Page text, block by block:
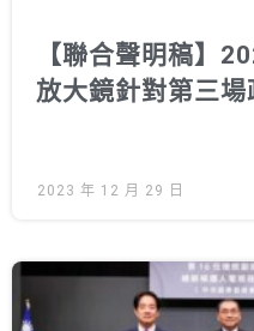
【聯合聲明稿】
放大鏡針對第三
2023 年 12 月 29 日